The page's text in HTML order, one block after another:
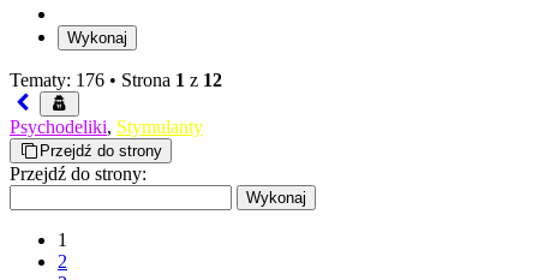
Tematy: 176 • Strona 1 z 12
Psychodeliki, Stymulanty
Przejdź do strony
Przejdź do strony:
1
2